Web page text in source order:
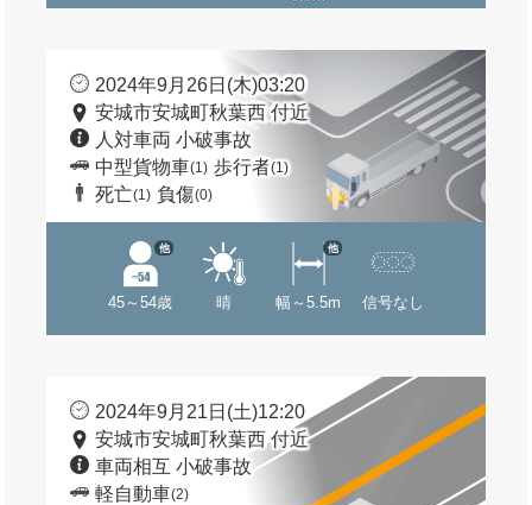
2024年9月26日(木)03:20
安城市安城町秋葉西 付近
人対車両 小破事故
中型貨物車(1) 歩行者(1)
死亡(1) 負傷(0)
45～54歳
他
晴 幅～5.5m
他
信号なし
2024年9月21日(土)12:20
安城市安城町秋葉西 付近
車両相互 小破事故
軽自動車(2)